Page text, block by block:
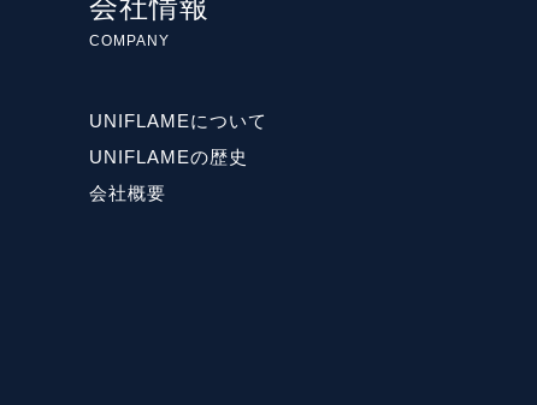
会社情報
COMPANY
UNIFLAMEについて
UNIFLAMEの歴史
会社概要